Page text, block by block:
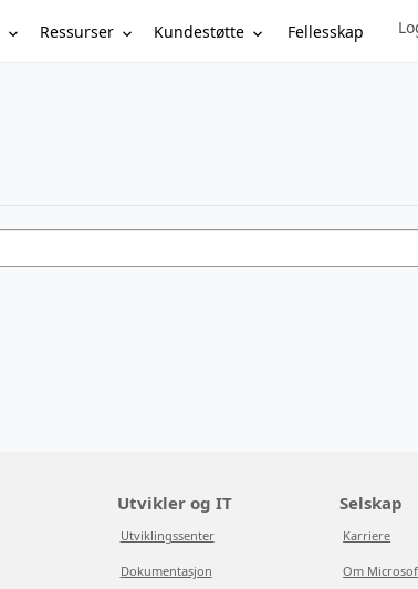
Ressurser Kundestøtte Fellesskap
Utvikler og IT
Utviklingssenter
Dokumentasjon
Selskap
Karriere
Om